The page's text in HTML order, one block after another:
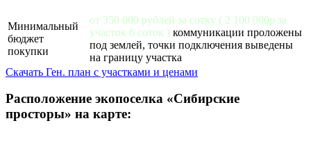
Минимальный
бюджет
покупки
от 350 000 рублей за сотку ( 2 100 000р за
участок 6 соток ) коммуникации проложены
под землей, точки подключения выведены
на границу участка
Скачать Ген. план с участками и ценами
Расположение экопоселка «Сибирские
просторы» на карте: